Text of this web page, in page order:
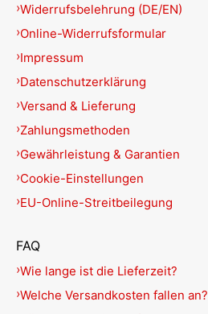
Widerrufsbelehrung (DE/EN)
Online-Widerrufsformular
Impressum
Datenschutzerklärung
Versand & Lieferung
Zahlungsmethoden
Gewährleistung & Garantien
Cookie-Einstellungen
EU-Online-Streitbeilegung
FAQ
Wie lange ist die Lieferzeit?
Welche Versandkosten fallen an?